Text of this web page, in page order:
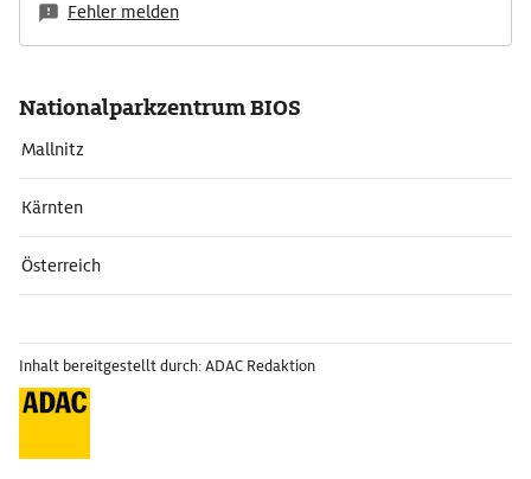
Fehler melden
Nationalparkzentrum BIOS
Mallnitz
Kärnten
Österreich
Inhalt bereitgestellt durch: ADAC Redaktion